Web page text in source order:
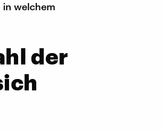
in welchem
der